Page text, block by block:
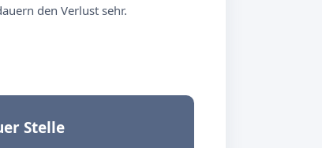
den Verlust sehr.
Stelle